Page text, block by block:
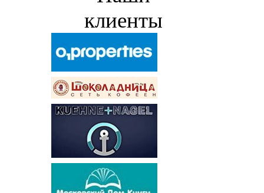
клиенты